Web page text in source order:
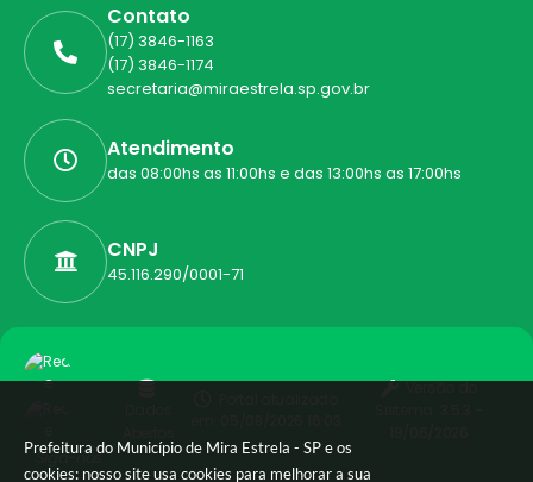
Prefeitura do Município de Mira Estrela - SP e os
cookies: nosso site usa cookies para melhorar a sua
Contato
(17) 3846-1163
(17) 3846-1174
secretaria@miraestrela.sp.gov.br
Atendimento
das 08:00hs as 11:00hs e das 13:00hs as 17:00hs
CNPJ
45.116.290/0001-71
Versão do
Siga-nos